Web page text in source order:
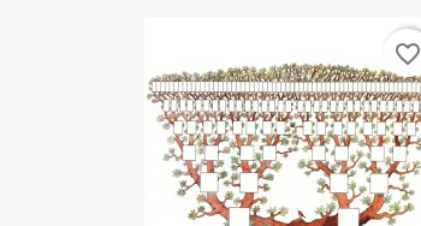
favorite_border